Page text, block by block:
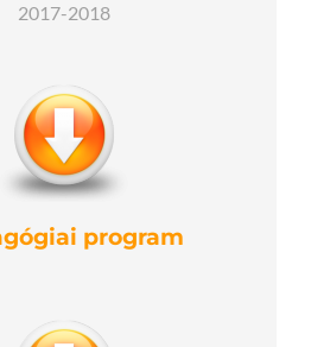
2017-2018
program